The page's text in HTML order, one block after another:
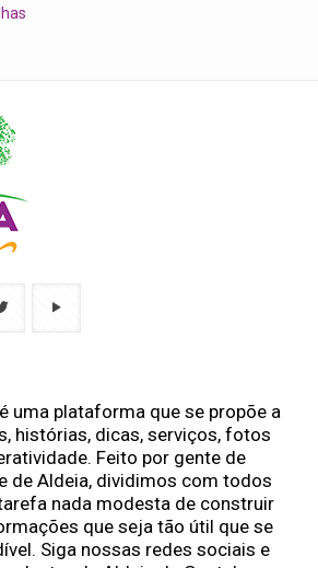
uma plataforma que se propõe a
histórias, dicas, serviços, fotos
Feito por gente de
de Aldeia, dividimos com todos
nada modesta de construir
que seja tão útil que se
Siga nossas redes sociais e